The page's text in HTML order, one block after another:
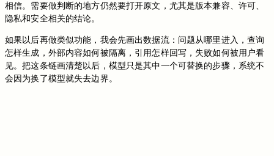
相信。需要做判断的地方仍然要打开原文，尤其是版本兼容、许可、
隐私和安全相关的结论。
如果以后再做类似功能，我会先画出数据流：问题从哪里进入，查询
怎样生成，外部内容如何被隔离，引用怎样回写，失败如何被用户看
见。把这条链画清楚以后，模型只是其中一个可替换的步骤，系统不
会因为换了模型就失去边界。